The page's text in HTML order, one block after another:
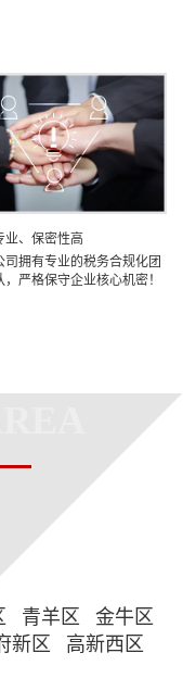
业、保密性高
司拥有专业的税务合规化团
，严格保守企业核心机密！
青羊区
金牛区
新区 高新西区